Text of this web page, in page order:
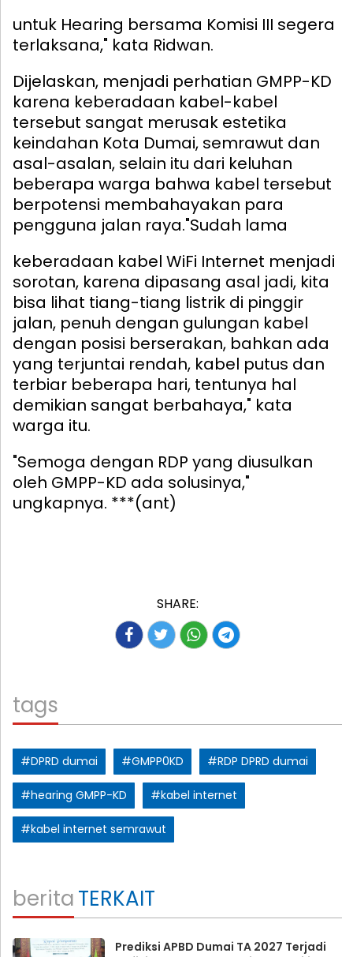
untuk Hearing bersama Komisi III segera
terlaksana," kata Ridwan.
Dijelaskan, menjadi perhatian GMPP-KD
karena keberadaan kabel-kabel
tersebut sangat merusak estetika
keindahan Kota Dumai, semrawut dan
asal-asalan, selain itu dari keluhan
beberapa warga bahwa kabel tersebut
berpotensi membahayakan para
pengguna jalan raya."Sudah lama
keberadaan kabel WiFi Internet menjadi
sorotan, karena dipasang asal jadi, kita
bisa lihat tiang-tiang listrik di pinggir
jalan, penuh dengan gulungan kabel
dengan posisi berserakan, bahkan ada
yang terjuntai rendah, kabel putus dan
terbiar beberapa hari, tentunya hal
demikian sangat berbahaya," kata
warga itu.
"Semoga dengan RDP yang diusulkan
oleh GMPP-KD ada solusinya,"
ungkapnya. ***(ant)
SHARE:
tags
#DPRD dumai #GMPP0KD #RDP DPRD dumai
#hearing GMPP-KD #kabel internet
#kabel internet semrawut
beritaTERKAIT
Prediksi APBD Dumai TA 2027 Terjadi